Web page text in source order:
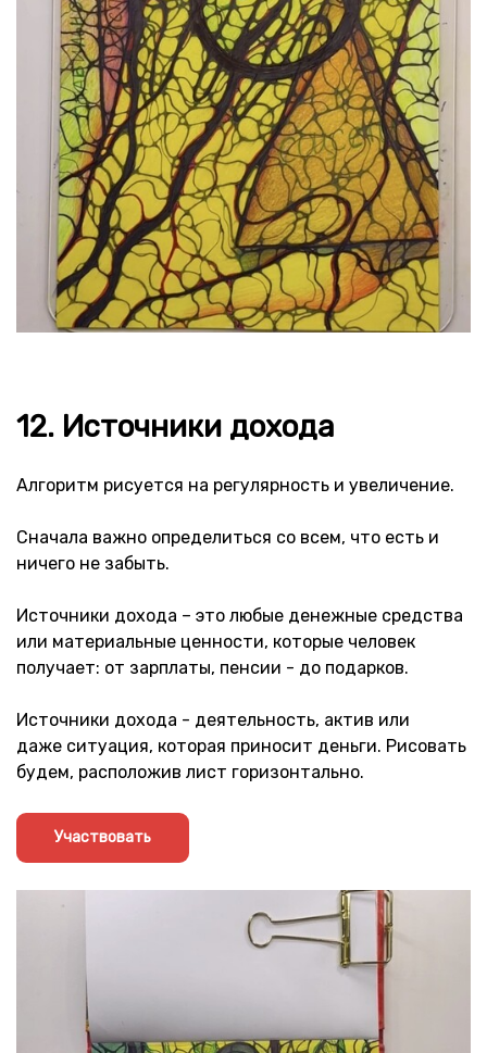
12. Источники дохода
Алгоритм рисуется на регулярность и увеличение.
Сначала важно определиться со всем, что есть и
ничего не забыть.
Источники дохода – это любые денежные средства
или материальные ценности, которые человек
получает: от зарплаты, пенсии - до подарков.
Источники дохода - деятельность, актив или
даже ситуация, которая приносит деньги. Рисовать
будем, расположив лист горизонтально.
Участвовать